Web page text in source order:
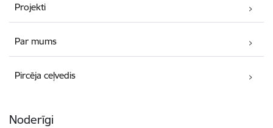
Projekti
Par mums
Pircēja ceļvedis
Noderīgi